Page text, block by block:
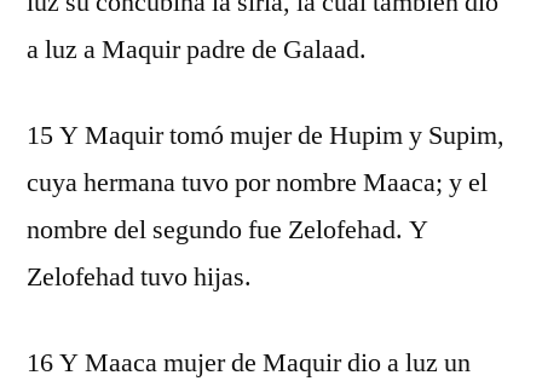
a luz a Maquir padre de Galaad.
15 Y Maquir tomó mujer de Hupim y Supim,
cuya hermana tuvo por nombre Maaca; y el
nombre del segundo fue Zelofehad. Y
Zelofehad tuvo hijas.
16 Y Maaca mujer de Maquir dio a luz un